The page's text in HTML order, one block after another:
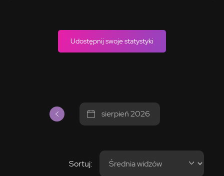
Udostępnij swoje statystyki
sierpień 2026
Sortuj: